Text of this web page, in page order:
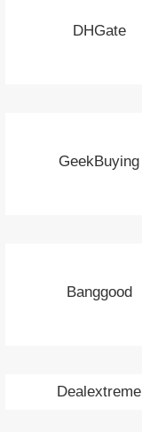
DHGate
GeekBuying
Banggood
Dealextreme